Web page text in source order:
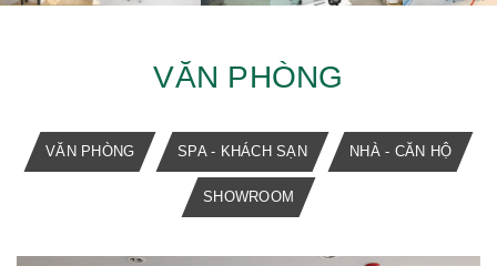
VĂN PHÒNG
VĂN PHÒNG SPA - KHÁCH SẠN NHÀ - CĂN HỘ
SHOWROOM